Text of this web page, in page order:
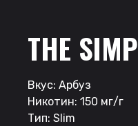
THE
Вкус: Арбуз
Никотин: 150 мг/г
Тип: Slim